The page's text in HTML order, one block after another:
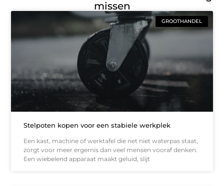
missen
GROOTHANDEL
Stelpoten kopen voor een stabiele werkplek
Een kast, machine of werktafel die net niet waterpas staat,
zorgt voor meer ergernis dan veel mensen vooraf denken.
Een wiebelend apparaat maakt geluid, slijt